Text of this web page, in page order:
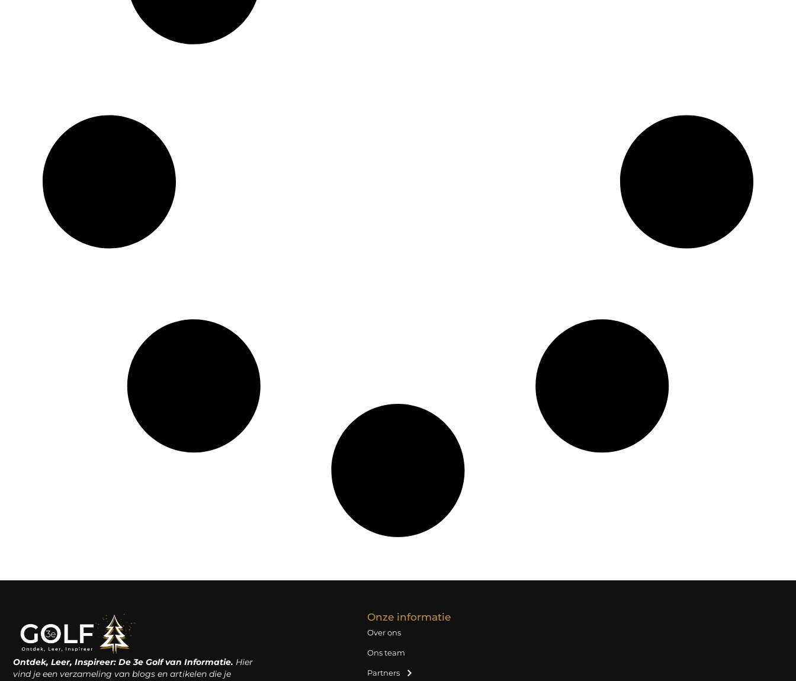
Ontdek, Leer, Inspireer: De 3e Golf van Informatie. Hier
vind je een verzameling van blogs en artikelen die je
Onze informatie
Over ons
Ons team
Partners